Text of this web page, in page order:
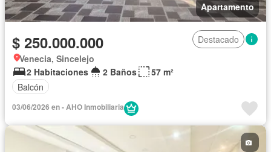
Apartamento
$ 250.000.000
Destacado
Venecia, Sincelejo
2 Habitaciones
2 Baños
57 m²
Balcón
03/06/2026 en - AHO Inmobiliaria